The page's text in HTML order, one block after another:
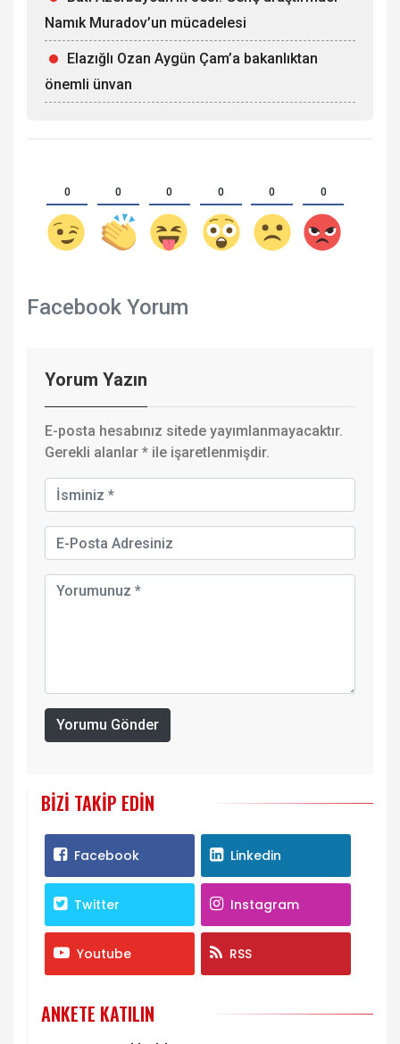
Namık Muradov’un mücadelesi
Elazığlı Ozan Aygün Çam’a bakanlıktan
önemli ünvan
0 0 0 0 0 0
Facebook Yorum
Yorum Yazın
E-posta hesabınız sitede yayımlanmayacaktır.
Gerekli alanlar * ile işaretlenmişdir.
Yorumu Gönder
BIZI TAKIP EDIN
Facebook Linkedin
Twitter Instagram
Youtube RSS
ANKETE KATILIN